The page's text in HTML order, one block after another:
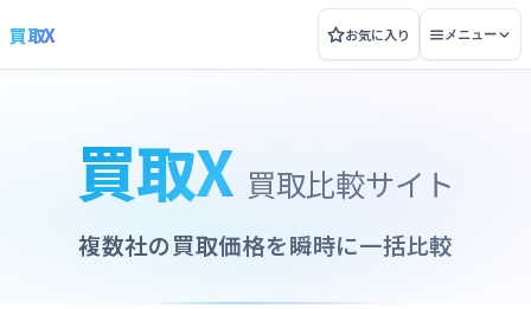
買取X お気に入り メニュー
買取X 買取比較サイト
複数社の買取価格を瞬時に一括比較